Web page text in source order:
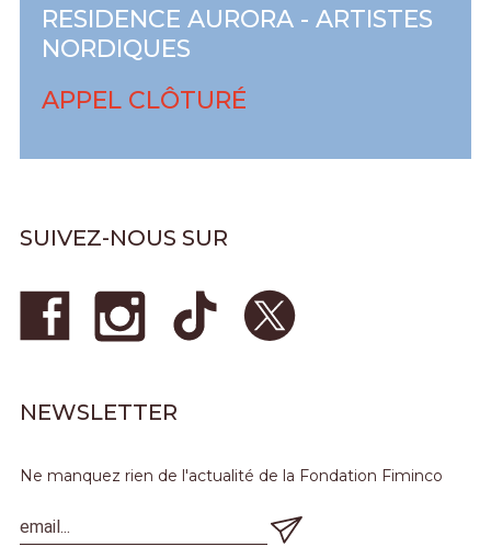
RESIDENCE AURORA - ARTISTES
NORDIQUES
APPEL CLÔTURÉ
SUIVEZ-NOUS SUR
NEWSLETTER
Ne manquez rien de l'actualité de la Fondation Fiminco